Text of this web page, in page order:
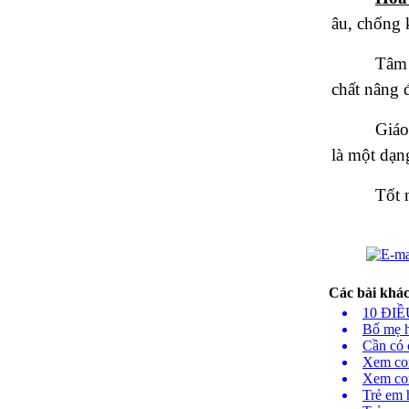
âu, chống
chất nâng
là một
Tốt
Các bài
10
Bố mẹ
Cần có
Xem
Xem
Trẻ em